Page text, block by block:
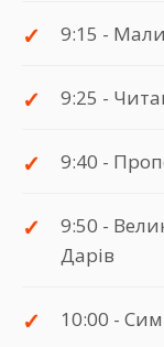
9:15 -
9:25 -
9:40 -
9:50 -
Дарів
10:00 -